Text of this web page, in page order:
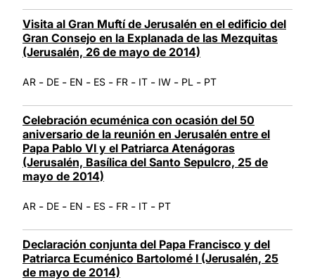
Visita al Gran Muftí de Jerusalén en el edificio del
Gran Consejo en la Explanada de las Mezquitas
(Jerusalén, 26 de mayo de 2014)
AR - DE - EN - ES - FR - IT - IW - PL - PT
Celebración ecuménica con ocasión del 50
aniversario de la reunión en Jerusalén entre el
Papa Pablo VI y el Patriarca Atenágoras
(Jerusalén, Basílica del Santo Sepulcro, 25 de
mayo de 2014)
AR - DE - EN - ES - FR - IT - PT
Declaración conjunta del Papa Francisco y del
Patriarca Ecuménico Bartolomé I (Jerusalén, 25
de mayo de 2014)